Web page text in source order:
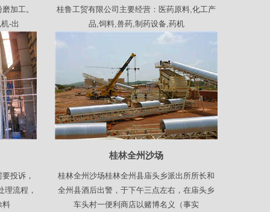
加工。
-出
桂鲁工贸有限公司主要经营：医药原料,化工产
品,饲料,兽药,制药设备,药机
投诉，
理流程，
料
桂林全州沙场
桂林全州沙场桂林全州县庙头乡派出所所长和
全州县酒后出警，于下午三点左右，在庙头乡
车头村一便利商店以赌博名义（事实